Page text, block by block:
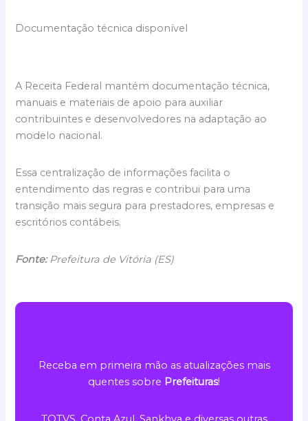
Documentação técnica disponível
A Receita Federal mantém documentação técnica,
manuais e materiais de apoio para auxiliar
contribuintes e desenvolvedores na adaptação ao
modelo nacional.
Essa centralização de informações facilita o
entendimento das regras e contribui para uma
transição mais segura para prestadores, empresas e
escritórios contábeis.
Fonte:Prefeitura de Vitória (ES)
Receba em primeira mão as atualizações mais
quentes sobre Prefeituras!